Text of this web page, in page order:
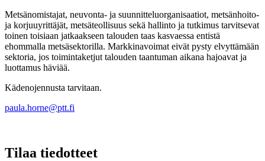
Metsänomistajat, neuvonta- ja suunnitteluorganisaatiot, metsänhoito-
ja korjuuyrittäjät, metsäteollisuus sekä hallinto ja tutkimus tarvitsevat
toinen toisiaan jatkaakseen talouden taas kasvaessa entistä
ehommalla metsäsektorilla. Markkinavoimat eivät pysty elvyttämään
sektoria, jos toimintaketjut talouden taantuman aikana hajoavat ja
luottamus häviää.
Kädenojennusta tarvitaan.
paula.horne@ptt.fi
Tilaa tiedotteet